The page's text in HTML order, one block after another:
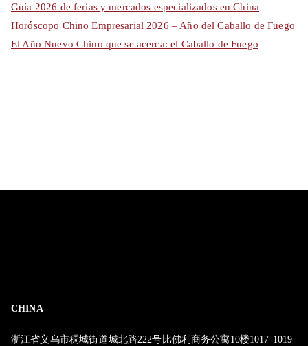
Guía 2026 de ferias y mercados especializados en China
Horóscopo Chino Empresarial 2026 – Año del Caballo de Fuego
El Año Nuevo Chino que se acerca: el Caballo de Fuego
CHINA
浙江省义乌市稠城街道城北路222号比佛利商务公寓10楼1017-1019